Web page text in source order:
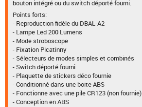
bouton intégré ou du switch déporté fourni.
Points forts:
- Reproduction fidèle du DBAL-A2
- Lampe Led 200 Lumens
- Mode stroboscope
- Fixation Picatinny
- Sélecteurs de modes simples et combinés
- Switch déporté fourni
- Plaquette de stickers déco fournie
- Conditionné dans une boite ABS
- Fonctionne avec une pile CR123 (non fournie)
- Conception en ABS